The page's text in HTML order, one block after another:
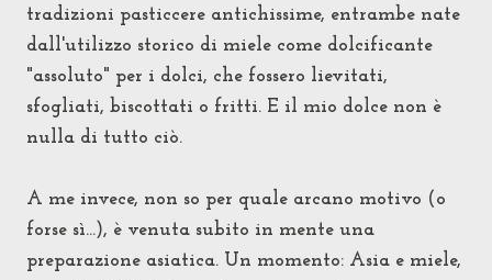
tradizioni pasticcere antichissime, entrambe nate
dall'utilizzo storico di miele come dolcificante
"assoluto" per i dolci, che fossero lievitati,
sfogliati, biscottati o fritti. E il mio dolce non è
nulla di tutto ciò.
A me invece, non so per quale arcano motivo (o
forse sì...), è venuta subito in mente una
preparazione asiatica. Un momento: Asia e miele,